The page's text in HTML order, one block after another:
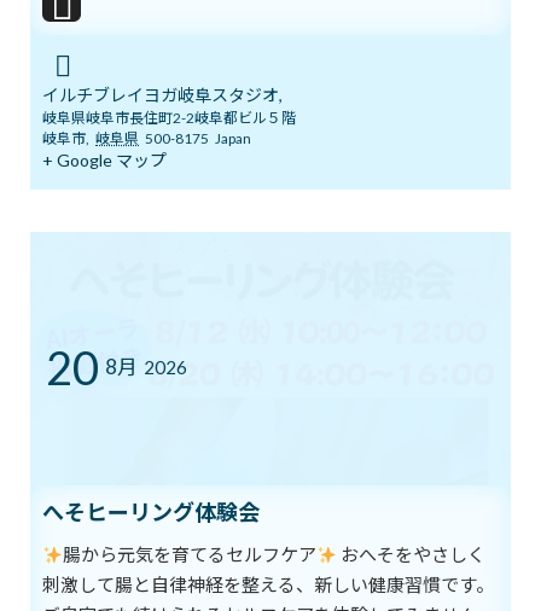
只今体験レッスン５００円割引です。
お気軽にお問合せくださいね。
tel.058-266-7270
前の記事
違いを生み出す
イルチブレイヨガ岐阜スタジオ,
岐阜県岐阜市長住町2-2岐阜都ビル５階
岐阜市, 岐阜県 500-8175 Japan
+ Google マップ
20 8月 2026
へそヒーリング体験会
腸から元気を育てるセルフケア
おへそをやさしく
刺激して腸と自律神経を整える、新しい健康習慣です。